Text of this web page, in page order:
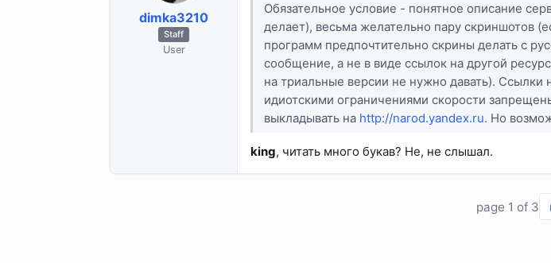
dimka3210
Staff
User
Обязательное условие - понятное описание
делает), весьма желательно пару скриншотов
программ предпочтительно скрины делать с
сообщение, а не в виде ссылок на другой
на триальные версии не нужно давать).
идиотскими ограничениями скорости
выкладывать на http://narod.yandex.ru. Но
king, читать много букав? Не, не слышал.
page 1 of 3